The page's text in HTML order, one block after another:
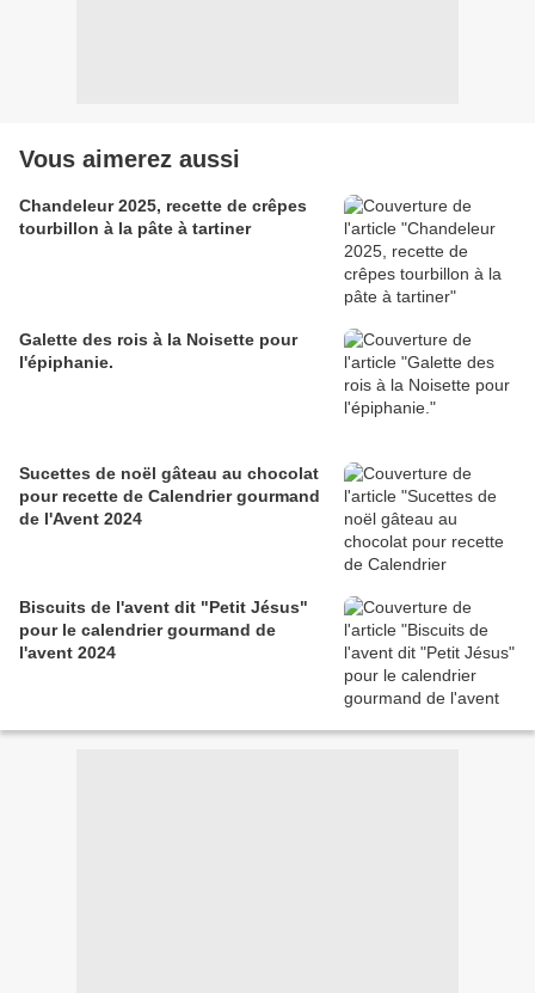
Vous aimerez aussi
Chandeleur 2025, recette de crêpes
tourbillon à la pâte à tartiner
Galette des rois à la Noisette pour
l'épiphanie.
Sucettes de noël gâteau au chocolat
pour recette de Calendrier gourmand
de l'Avent 2024
Biscuits de l'avent dit "Petit Jésus"
pour le calendrier gourmand de
l'avent 2024